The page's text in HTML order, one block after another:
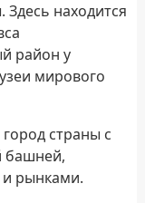
находится
район у
мирового
страны с
башней,
и рынками.